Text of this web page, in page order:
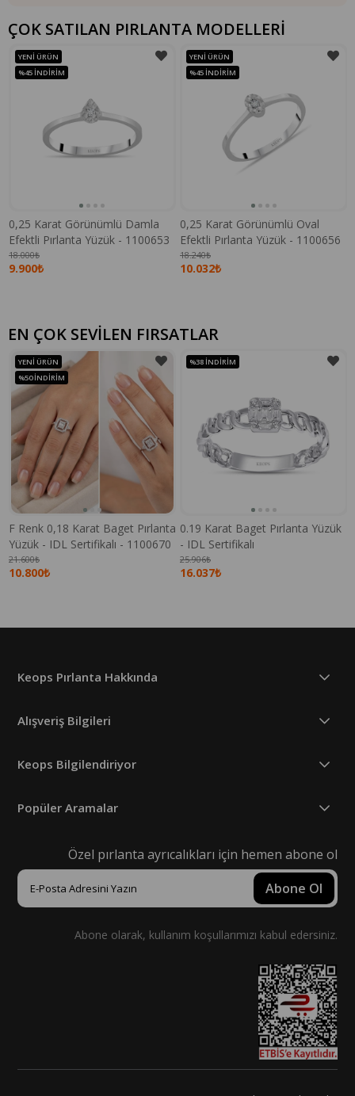
ÇOK SATILAN PIRLANTA MODELLERİ
0,25 Karat Görünümlü Damla
Efektli Pırlanta Yüzük - 1100653
9.900₺
18.000₺
YENI ÜRÜN
%45 İNDIRIM
0,25 Karat Görünümlü Oval
Efektli Pırlanta Yüzük - 1100656
10.032₺
18.240₺
YENI ÜRÜN
%45 İNDIRIM
EN ÇOK SEVİLEN FIRSATLAR
F Renk 0,18 Karat Baget Pırlanta
Yüzük - IDL Sertifikalı - 1100670
10.800₺
21.600₺
YENI ÜRÜN
%50 İNDIRIM
0.19 Karat Baget Pırlanta Yüzük
- IDL Sertifikalı
16.037₺
25.906₺
%38 İNDIRIM
Keops Pırlanta Hakkında
Alışveriş Bilgileri
Keops Bilgilendiriyor
Popüler Aramalar
Özel pırlanta ayrıcalıkları için hemen abone ol
Abone Ol
Abone olarak, kullanım koşullarımızı kabul edersiniz.